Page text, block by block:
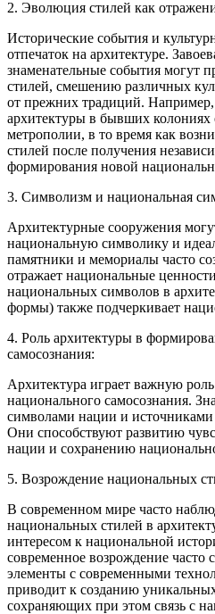
2. Эволюция стилей как
Исторические события и
отпечаток на архитектуре.
знаменательные события могут
стилей, смешению различных
от прежних традиций.
архитектуры в бывших колониях
метрополии, в то время как
стилей после получения
формирования новой
3. Символизм и национальная
Архитектурные сооружения
национальную символику и
памятники и мемориалы часто
отражает национальные
национальных символов в
формы) также подчеркивает
4. Роль архитектуры в
самосознания:
Архитектура играет важную
национального самосознания.
символами нации и источниками
Они способствуют развитию
нации и сохранению
5. Возрождение национальных
В современном мире часто
национальных стилей в
интересом к национальной
современное возрождение часто
элементы с современными
приводит к созданию
сохраняющих при этом связь с